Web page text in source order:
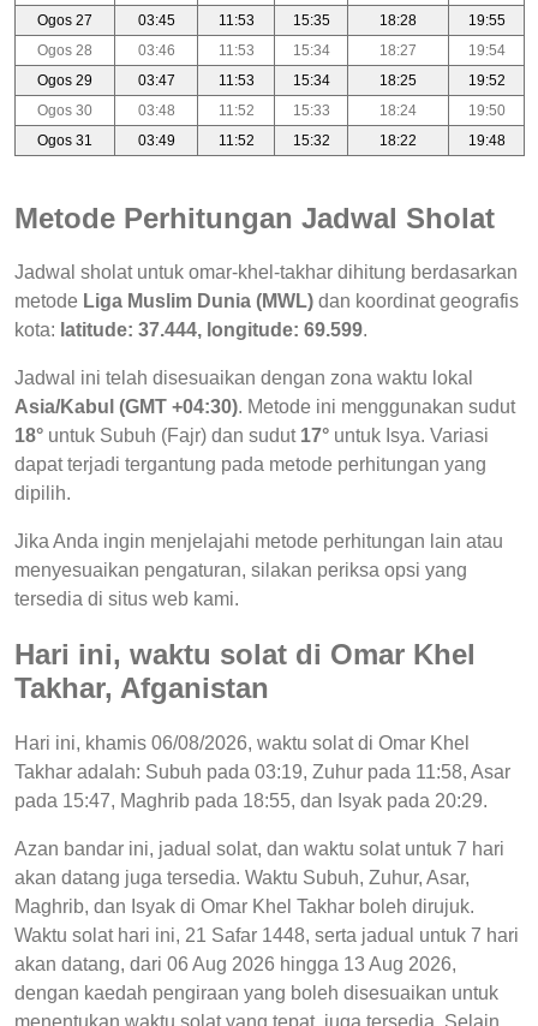
Ogos 27
03:45 11:53 15:35 18:28
19:55
Ogos 28
03:46 11:53 15:34 18:27
19:54
Ogos 29
03:47 11:53 15:34 18:25
19:52
Ogos 30
03:48 11:52 15:33 18:24
19:50
Ogos 31
03:49 11:52 15:32 18:22 19:48
Metode Perhitungan Jadwal Sholat
Jadwal sholat untuk omar-khel-takhar dihitung berdasarkan
metode Liga Muslim Dunia (MWL) dan koordinat geografis
kota: latitude: 37.444, longitude: 69.599.
Jadwal ini telah disesuaikan dengan zona waktu lokal
Asia/Kabul (GMT +04:30). Metode ini menggunakan sudut
18° untuk Subuh (Fajr) dan sudut 17° untuk Isya. Variasi
dapat terjadi tergantung pada metode perhitungan yang
dipilih.
Jika Anda ingin menjelajahi metode perhitungan lain atau
menyesuaikan pengaturan, silakan periksa opsi yang
tersedia di situs web kami.
Hari ini, waktu solat di Omar Khel
Takhar, Afganistan
Hari ini, khamis 06/08/2026, waktu solat di Omar Khel
Takhar adalah: Subuh pada 03:19, Zuhur pada 11:58, Asar
pada 15:47, Maghrib pada 18:55, dan Isyak pada 20:29.
Azan bandar ini, jadual solat, dan waktu solat untuk 7 hari
akan datang juga tersedia. Waktu Subuh, Zuhur, Asar,
Maghrib, dan Isyak di Omar Khel Takhar boleh dirujuk.
Waktu solat hari ini, 21 Safar 1448, serta jadual untuk 7 hari
akan datang, dari 06 Aug 2026 hingga 13 Aug 2026,
dengan kaedah pengiraan yang boleh disesuaikan untuk